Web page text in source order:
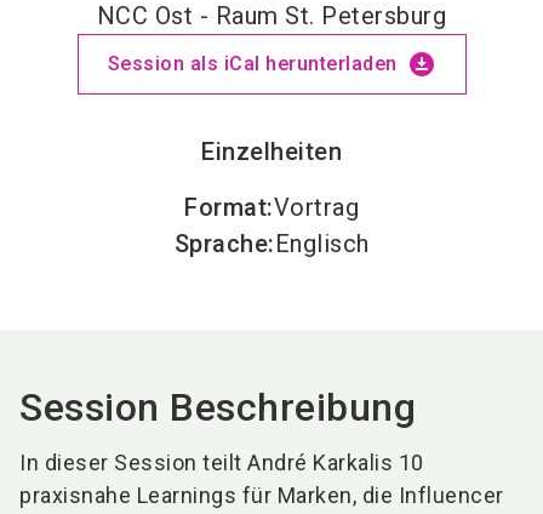
NCC Ost - Raum St. Petersburg
Session als iCal herunterladen download_for_offline
Einzelheiten
Format:Vortrag
Sprache:Englisch
Session Beschreibung
In dieser Session teilt André Karkalis 10
praxisnahe Learnings für Marken, die Influencer